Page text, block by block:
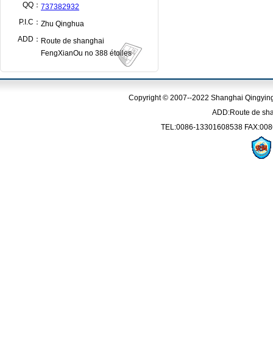
QQ： 737382932
P.I.C： Zhu Qinghua
ADD： Route de shanghai
FengXianOu no 388 étoiles
Copyright © 2007--2022 Shanghai
ADD:Route de
TEL:0086-13301608538